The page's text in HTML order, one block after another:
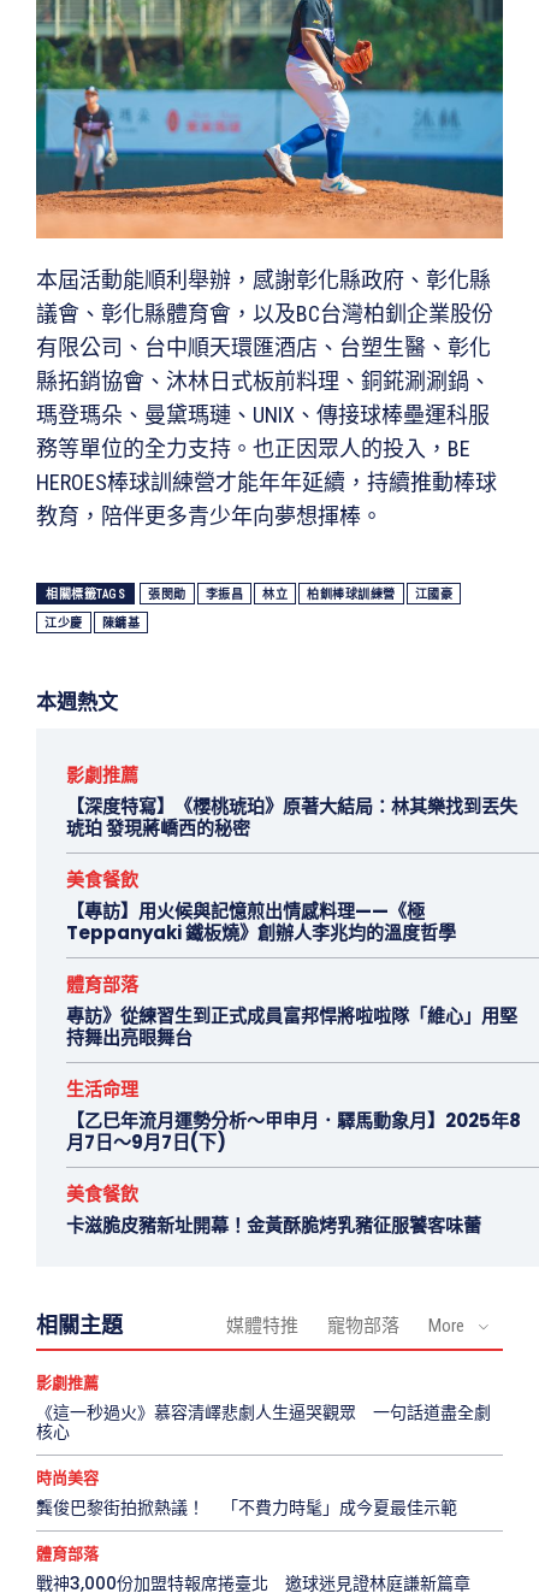
本屆活動能順利舉辦，感謝彰化縣政府、彰化縣
議會、彰化縣體育會，以及BC台灣柏釧企業股份
有限公司、台中順天環匯酒店、台塑生醫、彰化
縣拓銷協會、沐林日式板前料理、銅錵涮涮鍋、
瑪登瑪朵、曼黛瑪璉、UNIX、傳接球棒壘運科服
務等單位的全力支持。也正因眾人的投入，BE
HEROES棒球訓練營才能年年延續，持續推動棒球
教育，陪伴更多青少年向夢想揮棒。
相關標籤TAGS 張閔勛 李振昌 林立 柏釧棒球訓練營 江國豪
江少慶 陳鏞基
本週熱文
影劇推薦
【深度特寫】《櫻桃琥珀》原著大結局：林其樂找到丟失
琥珀 發現蔣嶠西的秘密
美食餐飲
【專訪】用火候與記憶煎出情感料理——《極
Teppanyaki 鐵板燒》創辦人李兆均的溫度哲學
體育部落
專訪》從練習生到正式成員富邦悍將啦啦隊「維心」用堅
持舞出亮眼舞台
生活命理
【乙巳年流月運勢分析～甲申月．驛馬動象月】2025年8
月7日～9月7日(下)
美食餐飲
卡滋脆皮豬新址開幕！金黃酥脆烤乳豬征服饕客味蕾
相關主題 媒體特推 寵物部落 More
影劇推薦
《這一秒過火》慕容清嶧悲劇人生逼哭觀眾 一句話道盡全劇
核心
時尚美容
龔俊巴黎街拍掀熱議！ 「不費力時髦」成今夏最佳示範
體育部落
戰神3,000份加盟特報席捲臺北 邀球迷見證林庭謙新篇章